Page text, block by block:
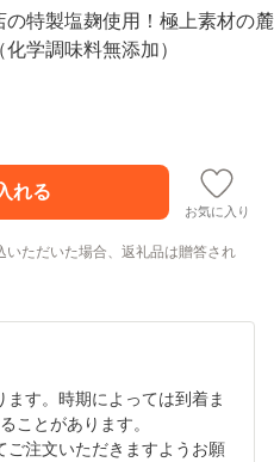
の特製塩麹使用！極上素材の麓
学調味料無添加）
お気に入り
ただいた場合、返礼品は贈答され
す。時期によっては到着ま
ことがあります。
ご注文いただきますようお願